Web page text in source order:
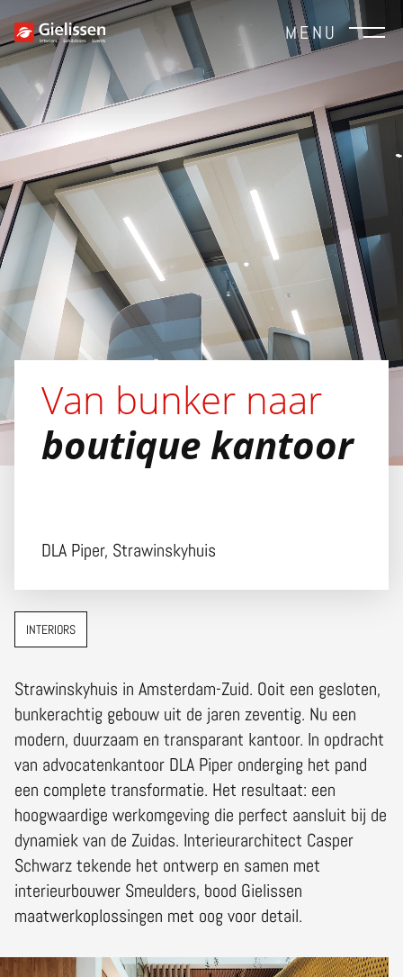
MENU
Van bunker naar
boutique kantoor
DLA Piper, Strawinskyhuis
INTERIORS
Strawinskyhuis in Amsterdam-Zuid. Ooit een gesloten,
bunkerachtig gebouw uit de jaren zeventig. Nu een
modern, duurzaam en transparant kantoor. In opdracht
van advocatenkantoor DLA Piper onderging het pand
een complete transformatie. Het resultaat: een
hoogwaardige werkomgeving die perfect aansluit bij de
dynamiek van de Zuidas. Interieurarchitect Casper
Schwarz tekende het ontwerp en samen met
interieurbouwer Smeulders, bood Gielissen
maatwerkoplossingen met oog voor detail.